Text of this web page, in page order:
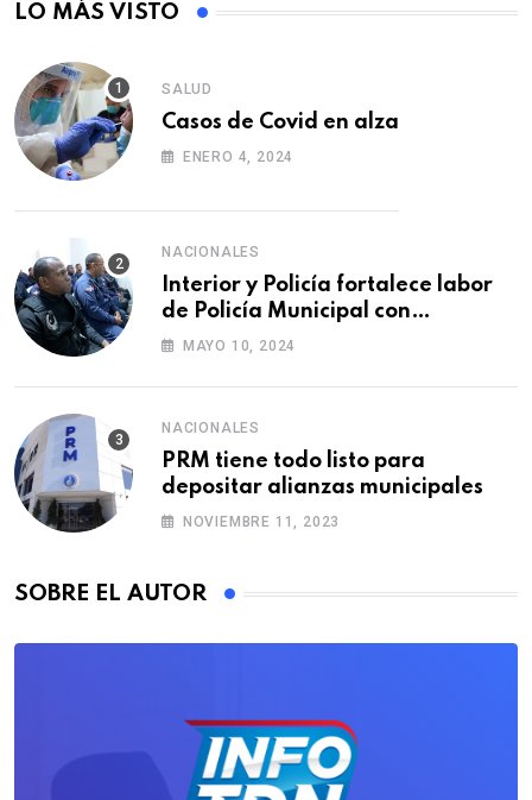
LO MÁS VISTO
SALUD
Casos de Covid en alza
ENERO 4, 2024
NACIONALES
Interior y Policía fortalece labor
de Policía Municipal con
formación de agentes
MAYO 10, 2024
NACIONALES
PRM tiene todo listo para
depositar alianzas municipales
NOVIEMBRE 11, 2023
SOBRE EL AUTOR